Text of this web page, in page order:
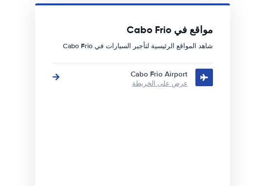
مواقع في Cabo Frio
شاهد المواقع الرئيسية لتأجير السيارات في Cabo Frio
Cabo Frio Airport
عرض على الخريطة